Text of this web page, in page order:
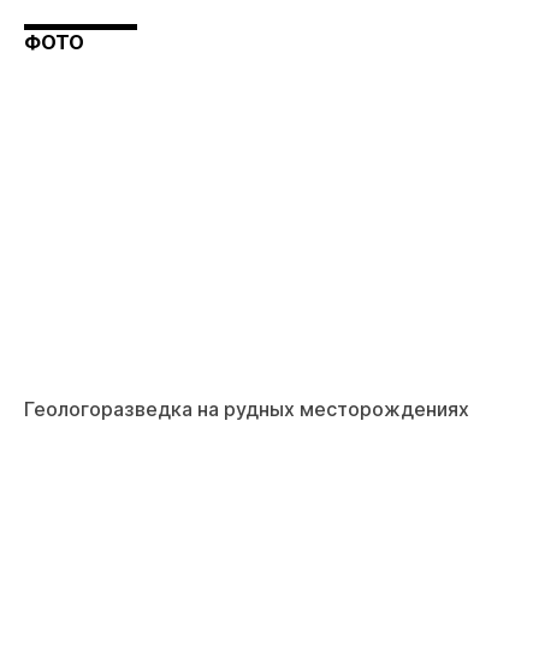
ФОТО
Геологоразведка на рудных месторождениях